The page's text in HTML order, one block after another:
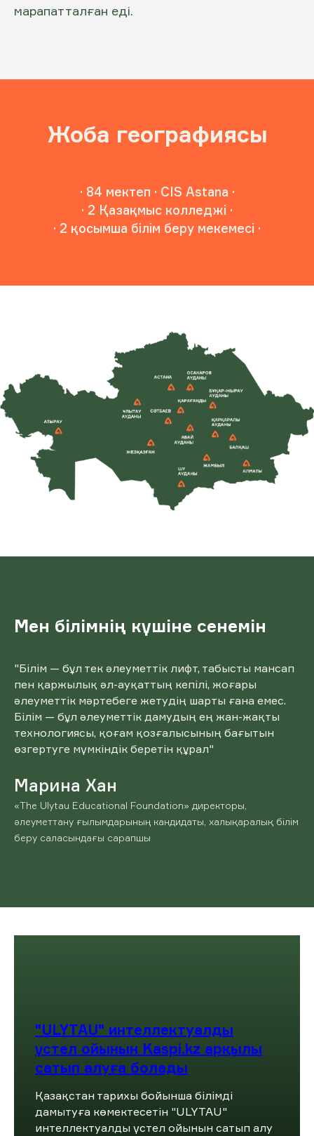
марапатталған еді.
Жоба географиясы
· 84 мектеп · CIS Astana ·
· 2 Қазақмыс колледжі ·
· 2 қосымша білім беру мекемесі ·
Мен білімнің күшіне сенемін
"Білім — бұл тек әлеуметтік лифт, табысты мансап
пен қаржылық әл-ауқаттың кепілі, жоғары
әлеуметтік мәртебеге жетудің шарты ғана емес.
Білім — бұл әлеуметтік дамудың ең жан-жақты
технологиясы, қоғам қозғалысының бағытын
өзгертуге мүмкіндік беретін құрал"
Марина Хан
«The Ulytau Educational Foundation» директоры,
әлеуметтану ғылымдарының кандидаты, халықаралық білім
беру саласындағы сарапшы
"ULYTAU" интеллектуалды
үстел ойынын Kaspi.kz арқылы
сатып алуға болады
Қазақстан тарихы бойынша білімді
дамытуға көмектесетін "ULYTAU"
интеллектуалды үстел ойынын сатып алу